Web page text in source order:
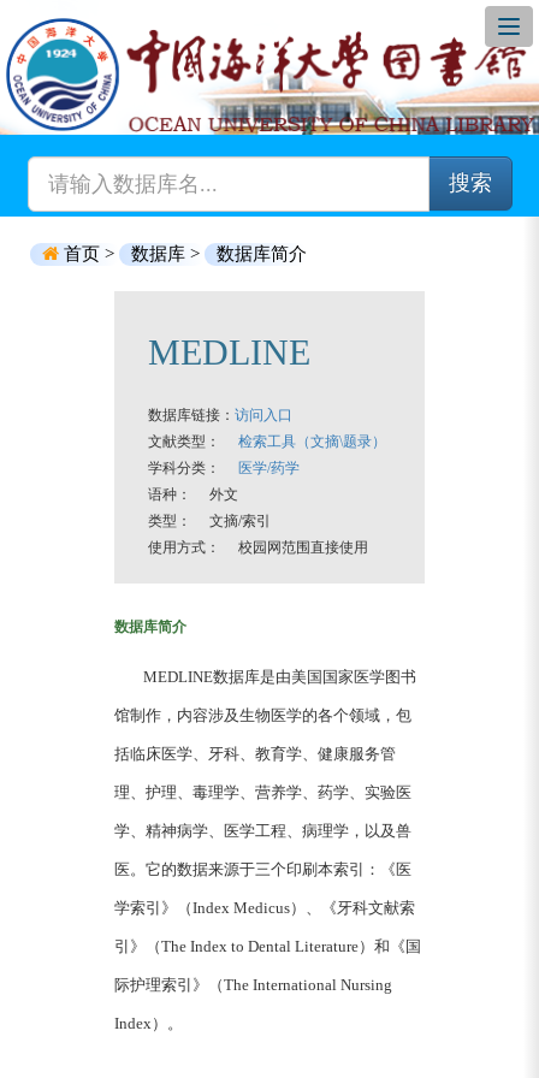
搜索
首页 > 数据库 > 数据库简介
MEDLINE
数据库链接： 访问入口
文献类型： 检索工具（文摘\题录）
学科分类：
医学/药学
语种： 外文
类型： 文摘/索引
使用方式： 校园网范围直接使用
数据库简介
MEDLINE数据库是由美国国家医学图书
馆制作，内容涉及生物医学的各个领域，包
括临床医学、牙科、教育学、健康服务管
理、护理、毒理学、营养学、药学、实验医
学、精神病学、医学工程、病理学，以及兽
医。它的数据来源于三个印刷本索引：《医
学索引》（Index Medicus）、《牙科文献索
引》（The Index to Dental Literature）和《国
际护理索引》（The International Nursing
Index）。